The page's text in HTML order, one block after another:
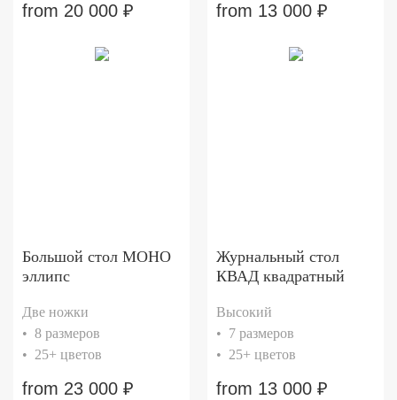
from 20 000 ₽ from 13 000 ₽
Большой стол МОНО
эллипс
Две ножки
• 8 размеров
• 25+ цветов
from 23 000 ₽
Журнальный стол
КВАД квадратный
Высокий
• 7 размеров
• 25+ цветов
from 13 000 ₽